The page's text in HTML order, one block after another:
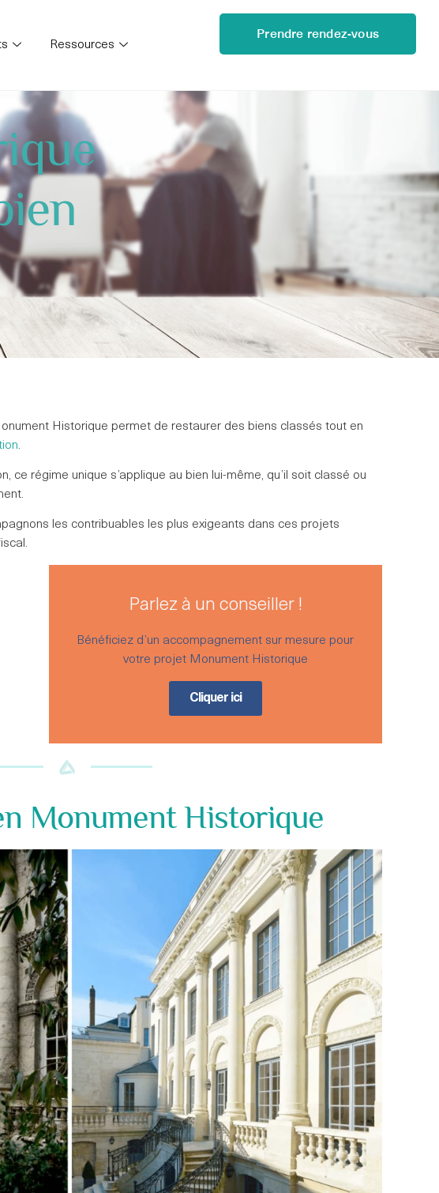
Ressources
Prendre rendez-vous
Historique permet de restaurer des biens classés tout en
.
ce régime unique s’applique au bien lui-même, qu’il soit classé ou
les contribuables les plus exigeants dans ces projets
Parlez à un conseiller !
Bénéficiez d’un accompagnement sur mesure pour
votre projet Monument Historique
Cliquer ici
Monument Historique